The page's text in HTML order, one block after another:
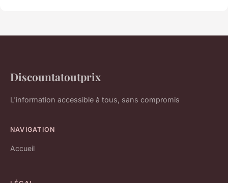
Discountatoutprix
L'information accessible à tous, sans compromis
NAVIGATION
Accueil